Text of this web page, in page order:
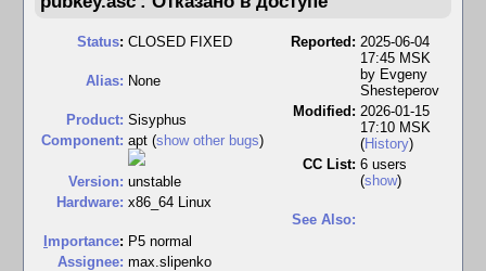
Status: CLOSED FIXED
Alias: None
Product: Sisyphus
Component: apt (show other bugs)
Version: unstable
Hardware: x86_64 Linux
mportance: P5 normal
Assignee: max.slipenko
Reported: 2025-06-04
17:45 MSK
by Evgeny
Shesteperov
Modified: 2026-01-15
17:10 MSK
(History)
CC List: 6 users
(show)
See Also: